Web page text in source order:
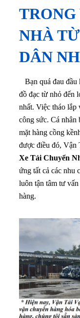
NHÀ
DÂN
Bạn quá đau đầu
đồ đạc từ nhỏ đến
nhất. Việc tháo lắp
công sức. Cá nhân
mặt hàng cồng
được điều đó, Vận
Xe Tải Chuyển
ứng tất cả các nhu
luôn tận tâm tư
hàng.